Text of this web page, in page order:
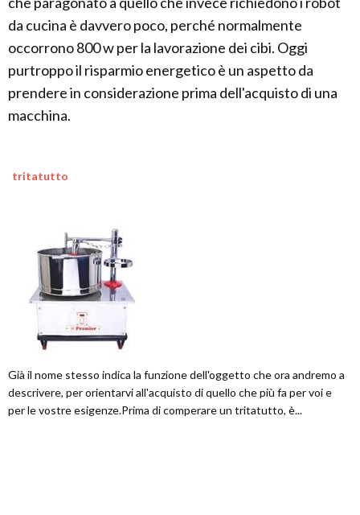
da cucina è davvero poco, perché normalmente
occorrono 800 w per la lavorazione dei cibi. Oggi
purtroppo il risparmio energetico è un aspetto da
prendere in considerazione prima dell'acquisto di una
macchina.
tritatutto
Già il nome stesso indica la funzione dell'oggetto che ora andremo a
descrivere, per orientarvi all'acquisto di quello che più fa per voi e
per le vostre esigenze.Prima di comperare un tritatutto, è...